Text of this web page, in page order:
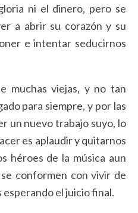
ni el dinero, pero se
a abrir su corazón y su
e intentar seducirnos
muchas viejas, y no tan
para siempre, y por las
un nuevo trabajo suyo, lo
es aplaudir y quitarnos
héroes de la música aun
conformen con vivir de
el juicio final.